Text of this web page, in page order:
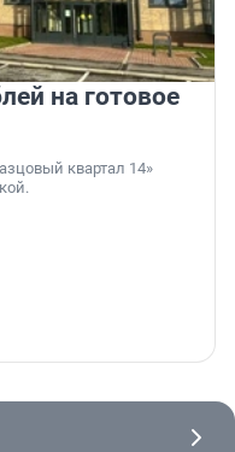
на готовое
квартал 14»